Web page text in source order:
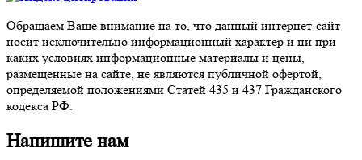
Обращаем Ваше внимание на то, что данный интернет-сайт
носит исключительно информационный характер и ни при
каких условиях информационные материалы и цены,
размещенные на сайте, не являются публичной офертой,
определяемой положениями Статей 435 и 437 Гражданского
кодекса РФ.
Напишите нам